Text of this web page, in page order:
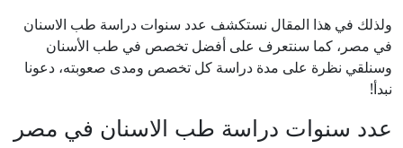
ولذلك في هذا المقال نستكشف عدد سنوات دراسة طب الاسنان
في مصر، كما سنتعرف على أفضل تخصص في طب الأسنان
وسنلقي نظرة على مدة دراسة كل تخصص ومدى صعوبته، دعونا
نبدأ!
عدد سنوات دراسة طب الاسنان في مصر